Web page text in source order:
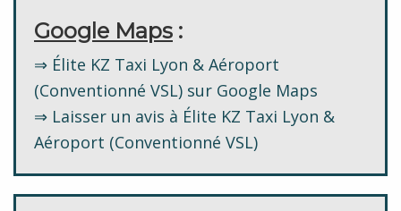
Google Maps :
⇒ Élite KZ Taxi Lyon & Aéroport
(Conventionné VSL) sur Google Maps
⇒ Laisser un avis à Élite KZ Taxi Lyon &
Aéroport (Conventionné VSL)